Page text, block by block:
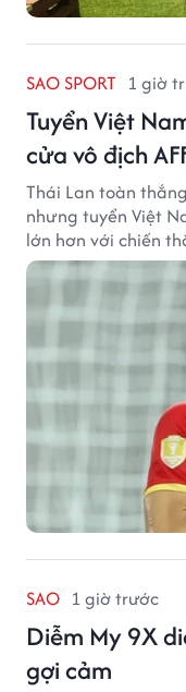
SAO SPORT 1 giờ
Tuyển Việt
cửa vô địch
Thái Lan toàn
nhưng tuyển Việt
lớn hơn với chiến
SAO 1 giờ trước
Diễm My 9X
gợi cảm